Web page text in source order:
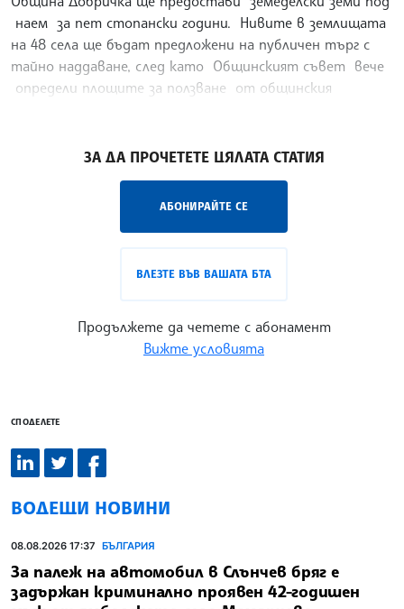
наем за пет стопански години. Нивите в землищата
на 48 села ще бъдат предложени на публичен търг с
тайно наддаване, след като Общинският съвет вече
определи площите за ползване от общинския
ЗА ДА ПРОЧЕТЕТЕ ЦЯЛАТА СТАТИЯ
АБОНИРАЙТЕ СЕ
ВЛЕЗТЕ ВЪВ ВАШАТА БТА
Продължете да четете с абонамент
Вижте условията
СПОДЕЛЕТЕ
ВОДЕЩИ НОВИНИ
08.08.2026 17:37 БЪЛГАРИЯ
За палеж на автомобил в Слънчев бряг е
задържан криминално проявен 42-годишен